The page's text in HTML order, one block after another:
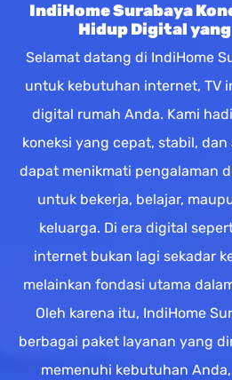
IndiHome Surabaya
Hidup Digital
Selamat datang di IndiHome
untuk kebutuhan internet, TV
digital rumah Anda. Kami
koneksi yang cepat, stabil,
dapat menikmati pengalaman
untuk bekerja, belajar,
keluarga. Di era digital
internet bukan lagi sekadar
melainkan fondasi utama
Oleh karena itu, IndiHome
berbagai paket layanan yang
memenuhi kebutuhan